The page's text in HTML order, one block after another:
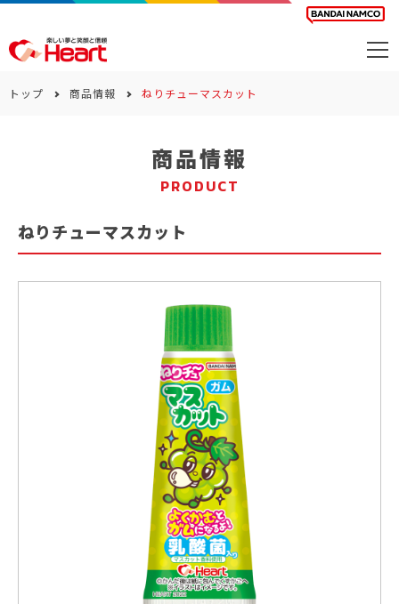
サステナビリティ
トップ 商品情報 ねりチューマスカット
商品情報
PRODUCT
ねりチューマスカット